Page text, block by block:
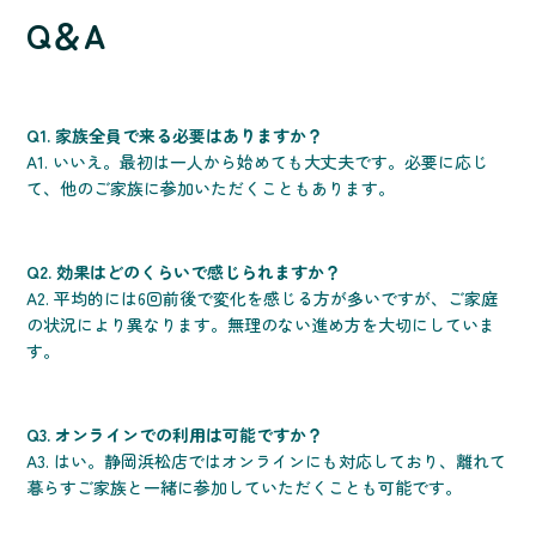
Q＆A
Q1. 家族全員で来る必要はありますか？
A1. いいえ。最初は一人から始めても大丈夫です。必要に応じ
て、他のご家族に参加いただくこともあります。
Q2. 効果はどのくらいで感じられますか？
A2. 平均的には6回前後で変化を感じる方が多いですが、ご家庭
の状況により異なります。無理のない進め方を大切にしていま
す。
Q3. オンラインでの利用は可能ですか？
A3. はい。静岡浜松店ではオンラインにも対応しており、離れて
暮らすご家族と一緒に参加していただくことも可能です。